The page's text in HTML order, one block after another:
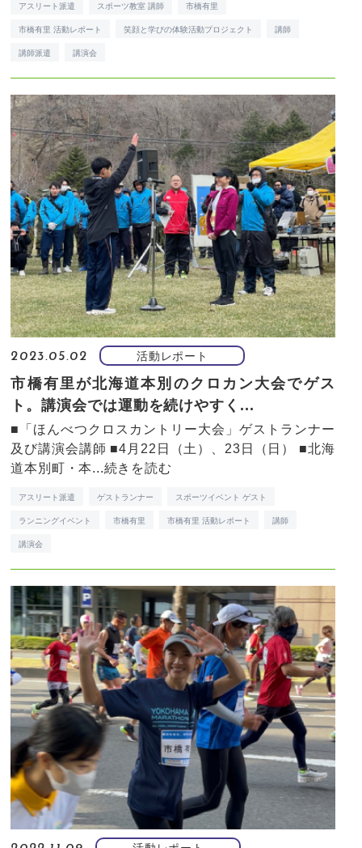
アスリート派遣 スポーツ教室 講師 市橋有里
市橋有里 活動レポート 笑顔と学びの体験活動プロジェクト 講師
講師派遣 講演会
2023.05.02 活動レポート
市橋有里が北海道本別のクロカン大会でゲス
ト。講演会では運動を続けやすく...
■「ほんべつクロスカントリー大会」ゲストランナー
及び講演会講師 ■4月22日（土）、23日（日） ■北海
道本別町・本...続きを読む
アスリート派遣 ゲストランナー スポーツイベント ゲスト
ランニングイベント 市橋有里 市橋有里 活動レポート 講師
講演会